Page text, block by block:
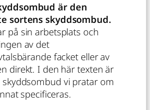
är den
sortens skyddsombud.
på sin arbetsplats och
av det
facket eller av
direkt. I den här texten är
skyddsombud vi pratar om
specificeras.